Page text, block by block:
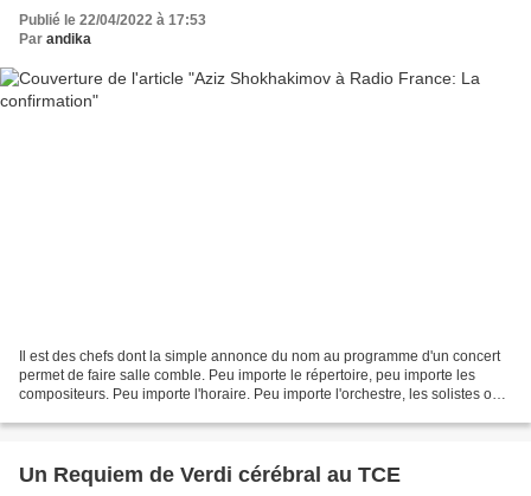
Publié le 22/04/2022 à 17:53
Par andika
Il est des chefs dont la simple annonce du nom au programme d'un concert
permet de faire salle comble. Peu importe le répertoire, peu importe les
compositeurs. Peu importe l'horaire. Peu importe l'orchestre, les solistes ou
Un Requiem de Verdi cérébral au TCE